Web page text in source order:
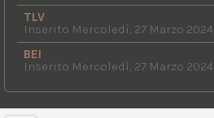
TLV
Inserito Mercoledì, 27 Marzo 2024
BEI
Inserito Mercoledì, 27 Marzo 2024